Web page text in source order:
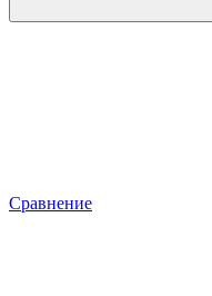
Сравнение